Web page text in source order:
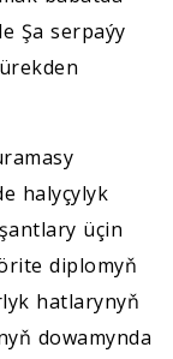
Şa serpaýy
halyçylyk
üçin
diplomyň
hatlarynyň
dowamynda